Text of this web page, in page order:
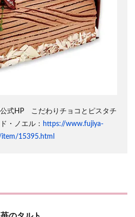
式HP こだわりチョコとピスタチ
・ノエル： https://www.fujiya-
15395.html